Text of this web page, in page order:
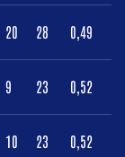
20 28 0,49
9 23 0,52
10 23 0,52